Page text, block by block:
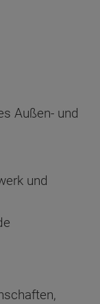
Außen- und
und